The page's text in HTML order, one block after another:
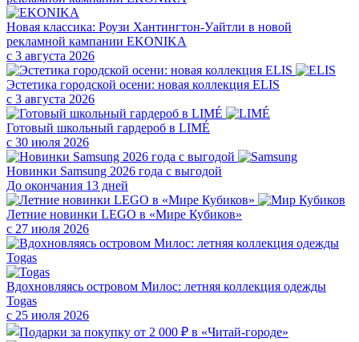
Новая классика: Роузи Хантингтон-Уайтли в новой
рекламной кампании EKONIKA
с 3 августа 2026
Эстетика городской осени: новая коллекция ELIS
с 3 августа 2026
Готовый школьный гардероб в LIMÉ
с 30 июля 2026
Новинки Samsung 2026 года с выгодой
До окончания 13 дней
Летние новинки LEGO в «Мире Кубиков»
с 27 июля 2026
Вдохновляясь островом Милос: летняя коллекция одежды
Togas
с 25 июля 2026